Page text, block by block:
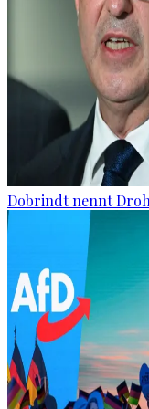
Dobrindt nennt